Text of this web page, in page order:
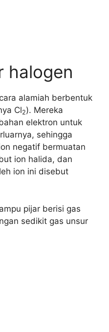
halogen
alamiah berbentuk
Cl2). Mereka
elektron untuk
sehingga
negatif bermuatan
ion halida, dan
ion ini disebut
pijar berisi gas
sedikit gas unsur